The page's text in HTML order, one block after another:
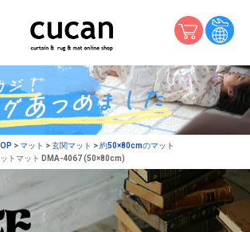
マット 玄関マット
約50×80cmのマット
トマット DMA-4067 (50×80cm)